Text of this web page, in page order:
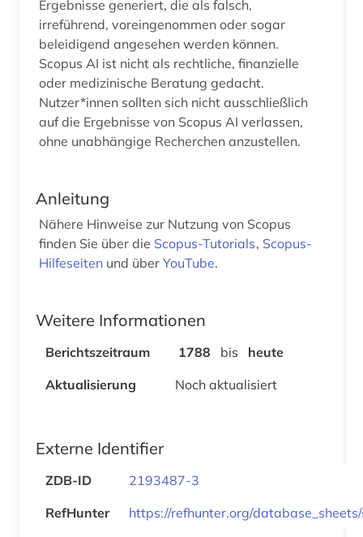
Ergebnisse generiert, die als falsch,
irreführend, voreingenommen oder sogar
beleidigend angesehen werden können.
Scopus AI ist nicht als rechtliche, finanzielle
oder medizinische Beratung gedacht.
Nutzer*innen sollten sich nicht ausschließlich
auf die Ergebnisse von Scopus AI verlassen,
ohne unabhängige Recherchen anzustellen.
Anleitung
Nähere Hinweise zur Nutzung von Scopus
finden Sie über die Scopus-Tutorials, Scopus-
Hilfeseiten und über YouTube.
Weitere Informationen
Berichtszeitraum 1788 bis
heute
Aktualisierung
Noch aktualisiert
Externe Identifier
ZDB-ID
2193487-3
RefHunter
https://refhunter.org/